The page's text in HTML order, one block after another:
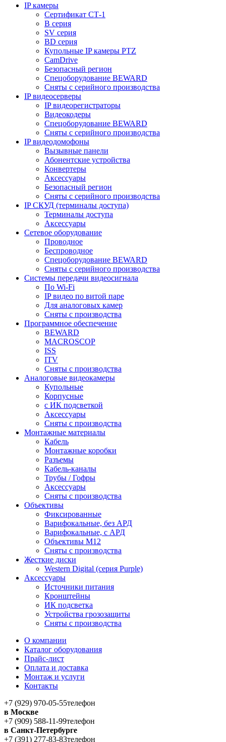
IP камеры
Сертификат СТ-1
B серия
SV серия
BD серия
Купольные IP камеры PTZ
CamDrive
Безопасный регион
Спецоборудование BEWARD
Сняты с серийного производства
IP видеосерверы
IP видеорегистраторы
Видеокодеры
Спецоборудование BEWARD
Сняты с серийного производства
IP видеодомофоны
Вызывные панели
Абонентские устройства
Конвертеры
Аксессуары
Безопасный регион
Сняты с серийного производства
IP СКУД (терминалы доступа)
Терминалы доступа
Аксессуары
Сетевое оборудование
Проводное
Беспроводное
Спецоборудование BEWARD
Сняты с серийного производства
Системы передачи видеосигнала
По Wi-Fi
IP видео по витой паре
Для аналоговых камер
Сняты с производства
Программное обеспечение
BEWARD
MACROSCOP
ISS
ITV
Сняты с производства
Аналоговые видеокамеры
Купольные
Корпусные
c ИК подсветкой
Аксессуары
Сняты с производства
Монтажные материалы
Кабель
Монтажные коробки
Разъемы
Кабель-каналы
Трубы / Гофры
Аксессуары
Сняты с производства
Объективы
Фиксированные
Варифокальные, без АРД
Варифокальные, с АРД
Объективы M12
Сняты с производства
Жесткие диски
Western Digital (серия Purple)
Аксессуары
Источники питания
Кронштейны
ИК подсветка
Устройства грозозащиты
Сняты с производства
О компании
Каталог оборудования
Прайс-лист
Оплата и доставка
Монтаж и услуги
Контакты
+7 (929) 970-05-55телефон
в Москве
+7 (909) 588-11-99телефон
в Санкт-Петербурге
+7 (391) 277-83-83телефон